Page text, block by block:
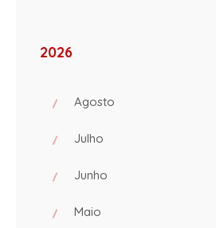
2026
Agosto
Julho
Junho
Maio